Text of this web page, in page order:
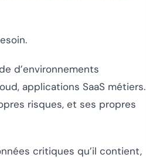
d’environnements
applications SaaS métiers.
risques, et ses propres
critiques qu’il contient,